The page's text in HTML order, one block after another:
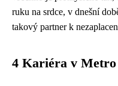
ruku na srdce, v dnešní
takový partner k
4 Kariéra v